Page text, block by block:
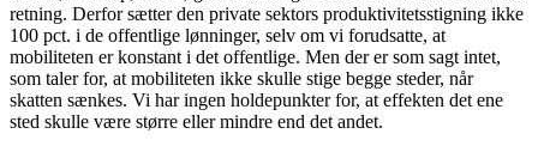
retning. Derfor sætter den private sektors produktivitetsstigning ikke
100 pct. i de offentlige lønninger, selv om vi forudsatte, at
mobiliteten er konstant i det offentlige. Men der er som sagt intet,
som taler for, at mobiliteten ikke skulle stige begge steder, når
skatten sænkes. Vi har ingen holdepunkter for, at effekten det ene
sted skulle være større eller mindre end det andet.